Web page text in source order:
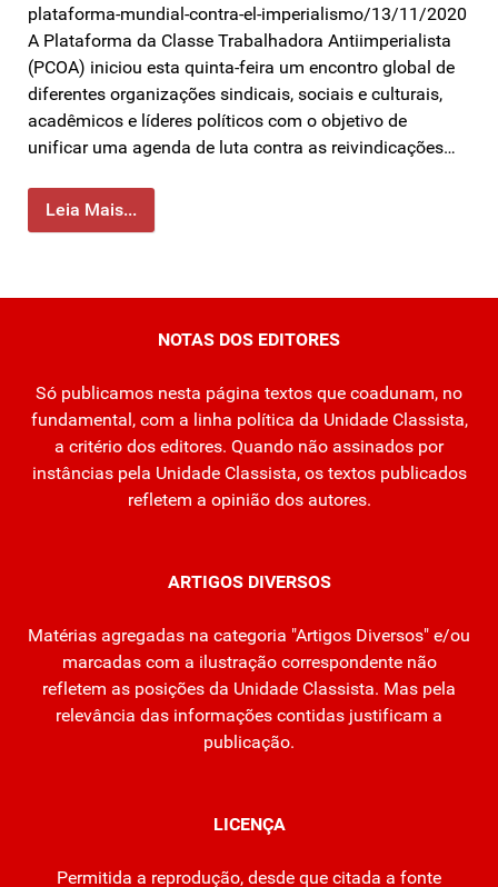
plataforma-mundial-contra-el-imperialismo/13/11/2020
A Plataforma da Classe Trabalhadora Antiimperialista
(PCOA) iniciou esta quinta-feira um encontro global de
diferentes organizações sindicais, sociais e culturais,
acadêmicos e líderes políticos com o objetivo de
unificar uma agenda de luta contra as reivindicações…
Leia Mais...
NOTAS DOS EDITORES
Só publicamos nesta página textos que coadunam, no
fundamental, com a linha política da Unidade Classista,
a critério dos editores. Quando não assinados por
instâncias pela Unidade Classista, os textos publicados
refletem a opinião dos autores.
ARTIGOS DIVERSOS
Matérias agregadas na categoria "Artigos Diversos" e/ou
marcadas com a ilustração correspondente não
refletem as posições da Unidade Classista. Mas pela
relevância das informações contidas justificam a
publicação.
LICENÇA
Permitida a reprodução, desde que citada a fonte